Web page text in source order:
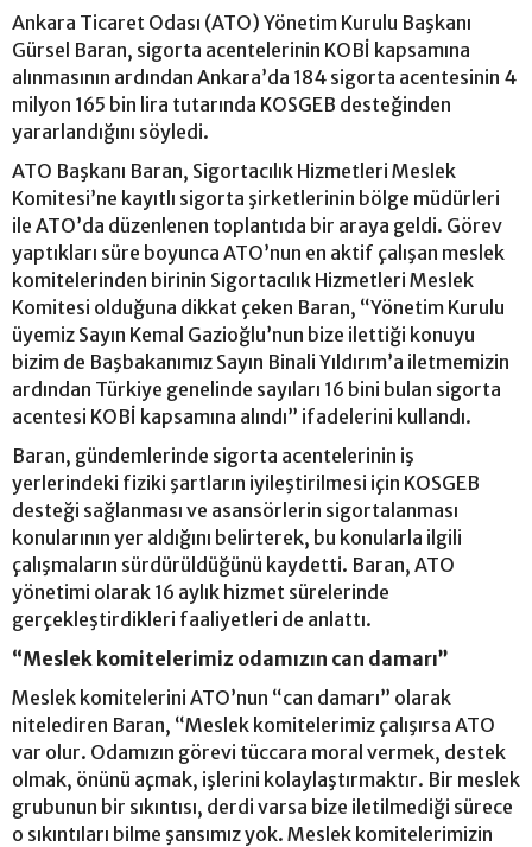
Ankara Ticaret Odası (ATO) Yönetim Kurulu Başkanı
Gürsel Baran, sigorta acentelerinin KOBİ kapsamına
alınmasının ardından Ankara’da 184 sigorta acentesinin 4
milyon 165 bin lira tutarında KOSGEB desteğinden
yararlandığını söyledi.
ATO Başkanı Baran, Sigortacılık Hizmetleri Meslek
Komitesi’ne kayıtlı sigorta şirketlerinin bölge müdürleri
ile ATO’da düzenlenen toplantıda bir araya geldi. Görev
yaptıkları süre boyunca ATO’nun en aktif çalışan meslek
komitelerinden birinin Sigortacılık Hizmetleri Meslek
Komitesi olduğuna dikkat çeken Baran, “Yönetim Kurulu
üyemiz Sayın Kemal Gazioğlu’nun bize ilettiği konuyu
bizim de Başbakanımız Sayın Binali Yıldırım’a iletmemizin
ardından Türkiye genelinde sayıları 16 bini bulan sigorta
acentesi KOBİ kapsamına alındı” ifadelerini kullandı.
Baran, gündemlerinde sigorta acentelerinin iş
yerlerindeki fiziki şartların iyileştirilmesi için KOSGEB
desteği sağlanması ve asansörlerin sigortalanması
konularının yer aldığını belirterek, bu konularla ilgili
çalışmaların sürdürüldüğünü kaydetti. Baran, ATO
yönetimi olarak 16 aylık hizmet sürelerinde
gerçekleştirdikleri faaliyetleri de anlattı.
“Meslek komitelerimiz odamızın can damarı”
Meslek komitelerini ATO’nun “can damarı” olarak
nitelediren Baran, “Meslek komitelerimiz çalışırsa ATO
var olur. Odamızın görevi tüccara moral vermek, destek
olmak, önünü açmak, işlerini kolaylaştırmaktır. Bir meslek
grubunun bir sıkıntısı, derdi varsa bize iletilmediği sürece
o sıkıntıları bilme şansımız yok. Meslek komitelerimizin